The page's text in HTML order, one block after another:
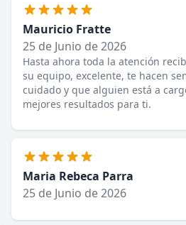
Mauricio Fratte
25 de Junio de 2026
Hasta ahora toda la atención
su equipo, excelente, te hacen
cuidado y que alguien está a
mejores resultados para ti.
Maria Rebeca Parra
25 de Junio de 2026